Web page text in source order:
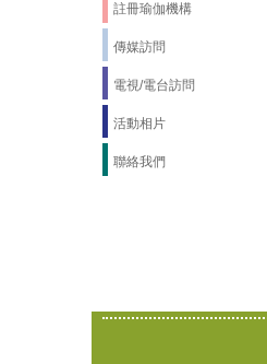
註冊瑜伽機構
傳媒訪問
電視/電台訪問
活動相片
聯絡我們